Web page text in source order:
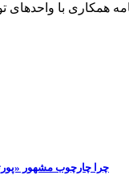
همکاری با
چرا چارچوب مشهور